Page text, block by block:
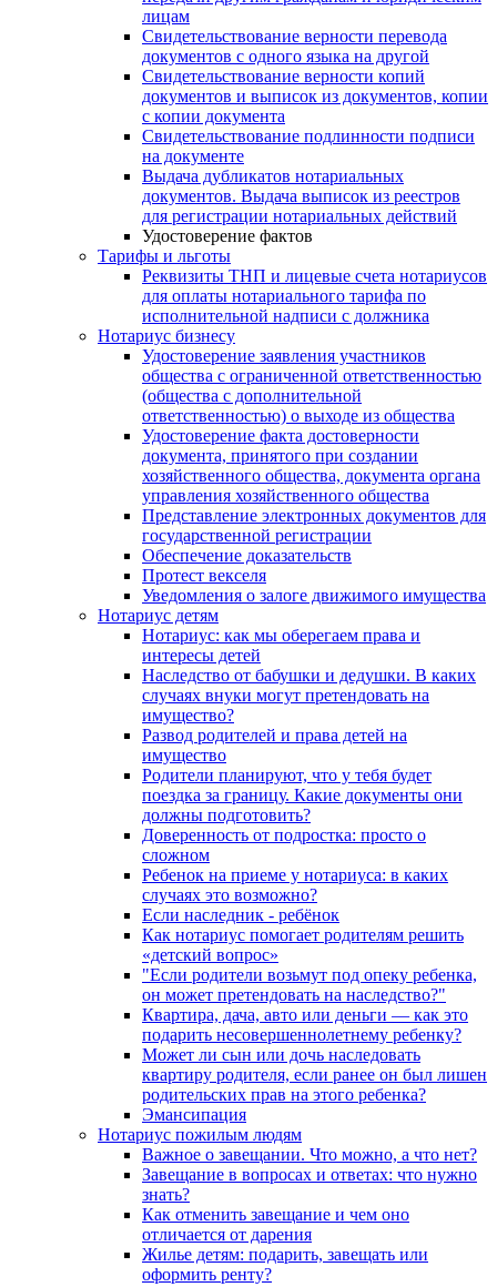
лицам
Свидетельствование верности перевода
документов с одного языка на другой
Свидетельствование верности копий
документов и выписок из документов, копии
с копии документа
Свидетельствование подлинности подписи
на документе
Выдача дубликатов нотариальных
документов. Выдача выписок из реестров
для регистрации нотариальных действий
Удостоверение фактов
Тарифы и льготы
Реквизиты ТНП и лицевые счета нотариусов
для оплаты нотариального тарифа по
исполнительной надписи с должника
Нотариус бизнесу
Удостоверение заявления участников
общества с ограниченной ответственностью
(общества с дополнительной
ответственностью) о выходе из общества
Удостоверение факта достоверности
документа, принятого при создании
хозяйственного общества, документа органа
управления хозяйственного общества
Представление электронных документов для
государственной регистрации
Обеспечение доказательств
Протест векселя
Уведомления о залоге движимого имущества
Нотариус детям
Нотариус: как мы оберегаем права и
интересы детей
Наследство от бабушки и дедушки. В каких
случаях внуки могут претендовать на
имущество?
Развод родителей и права детей на
имущество
Родители планируют, что у тебя будет
поездка за границу. Какие документы они
должны подготовить?
Доверенность от подростка: просто о
сложном
Ребенок на приеме у нотариуса: в каких
случаях это возможно?
Если наследник - ребёнок
Как нотариус помогает родителям решить
«детский вопрос»
"Если родители возьмут под опеку ребенка,
он может претендовать на наследство?"
Квартира, дача, авто или деньги — как это
подарить несовершеннолетнему ребенку?
Может ли сын или дочь наследовать
квартиру родителя, если ранее он был лишен
родительских прав на этого ребенка?
Эмансипация
Нотариус пожилым людям
Важное о завещании. Что можно, а что нет?
Завещание в вопросах и ответах: что нужно
знать?
Как отменить завещание и чем оно
отличается от дарения
Жилье детям: подарить, завещать или
оформить ренту?